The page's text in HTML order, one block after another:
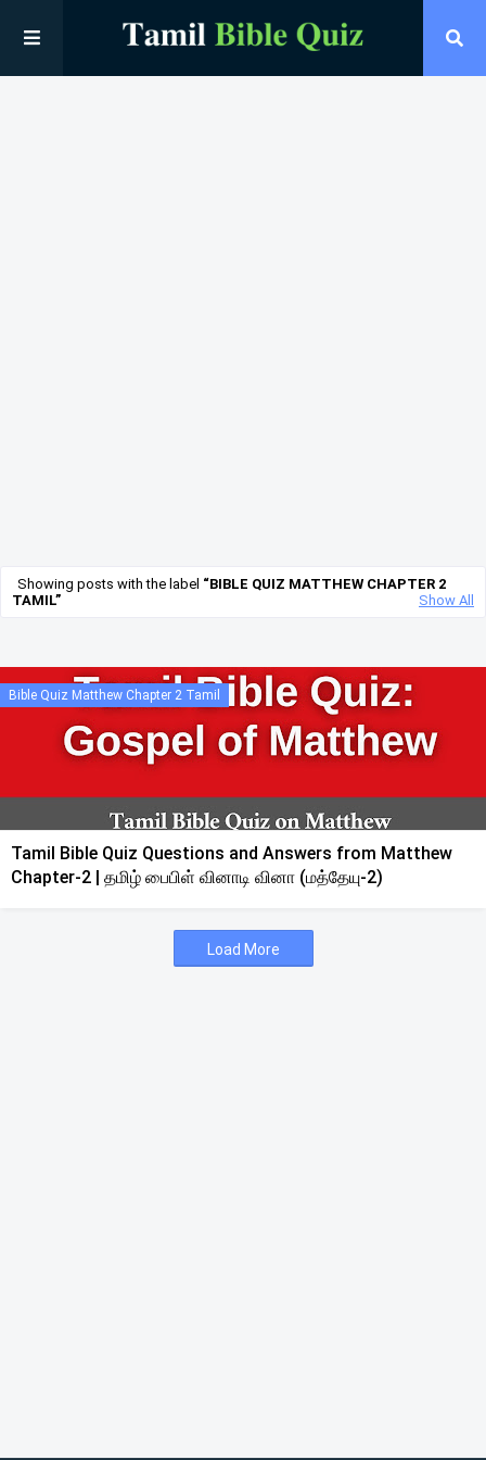
Showing posts with the label
BIBLE QUIZ MATTHEW CHAPTER 2
TAMIL
Show All
Bible Quiz Matthew Chapter 2 Tamil
Tamil Bible Quiz Questions and Answers from Matthew
Chapter-2 | தமிழ் பைபிள் வினாடி வினா (மத்தேயு-2)
Load More